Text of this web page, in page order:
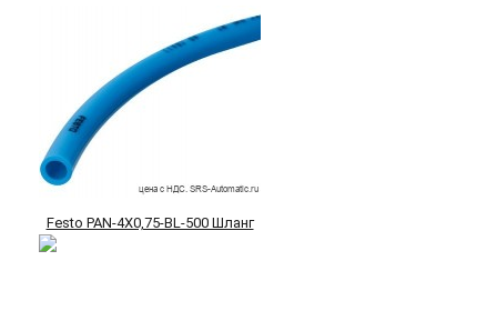
Festo PAN-4X0,75-BL-500 Шланг